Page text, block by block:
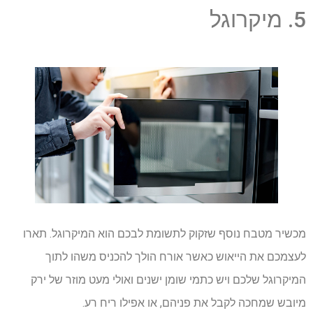
5. מיקרוגל
מכשיר מטבח נוסף שזקוק לתשומת לבכם הוא המיקרוגל. תארו
לעצמכם את הייאוש כאשר אורח הולך להכניס משהו לתוך
המיקרוגל שלכם ויש כתמי שומן ישנים ואולי מעט מוזר של ירק
מיובש שמחכה לקבל את פניהם, או אפילו ריח רע.